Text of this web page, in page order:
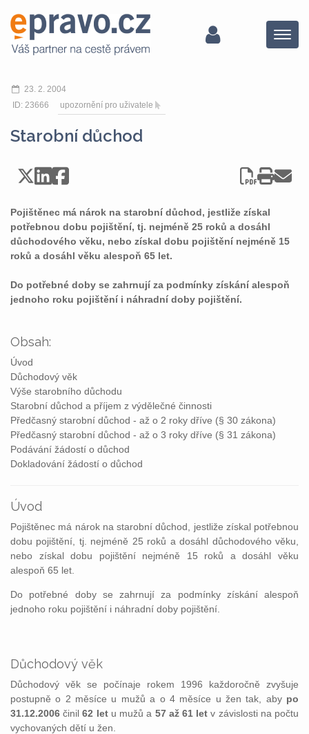
Menu
23. 2. 2004
ID: 23666
upozornění pro uživatele
Starobní důchod
Pojištěnec má nárok na starobní důchod, jestliže získal
potřebnou dobu pojištění, tj. nejméně 25 roků a dosáhl
důchodového věku, nebo získal dobu pojištění nejméně 15
roků a dosáhl věku alespoň 65 let.
Do potřebné doby se zahrnují za podmínky získání alespoň
jednoho roku pojištění i náhradní doby pojištění.
Obsah:
Úvod
Důchodový věk
Výše starobního důchodu
Starobní důchod a příjem z výdělečné činnosti
Předčasný starobní důchod - až o 2 roky dříve (§ 30 zákona)
Předčasný starobní důchod - až o 3 roky dříve (§ 31 zákona)
Podávání žádostí o důchod
Dokladování žádostí o důchod
Úvod
Pojištěnec má nárok na starobní důchod, jestliže získal potřebnou
dobu pojištění, tj. nejméně 25 roků a dosáhl důchodového věku,
nebo získal dobu pojištění nejméně 15 roků a dosáhl věku
alespoň 65 let.
Do potřebné doby se zahrnují za podmínky získání alespoň
jednoho roku pojištění i náhradní doby pojištění.
Důchodový věk
Důchodový věk se počínaje rokem 1996 každoročně zvyšuje
postupně o 2 měsíce u mužů a o 4 měsíce u žen tak, aby po
31.12.2006 činil62 letu mužů a 57 až 61 let v závislosti na počtu
vychovaných dětí u žen.